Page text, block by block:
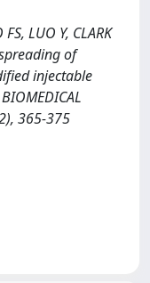
LUO Y, CLARK
of
injectable
365-375